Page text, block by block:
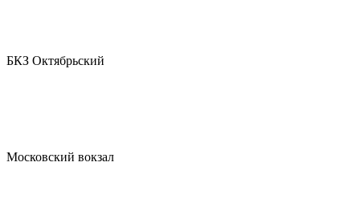
БКЗ Октябрьский
Московский вокзал